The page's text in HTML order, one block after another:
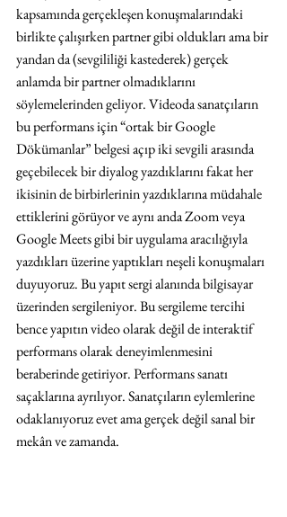
kapsamında gerçekleşen konuşmalarındaki
birlikte çalışırken partner gibi oldukları ama bir
yandan da (sevgililiği kastederek) gerçek
anlamda bir partner olmadıklarını
söylemelerinden geliyor. Videoda sanatçıların
bu performans için “ortak bir Google
Dökümanlar” belgesi açıp iki sevgili arasında
geçebilecek bir diyalog yazdıklarını fakat her
ikisinin de birbirlerinin yazdıklarına müdahale
ettiklerini görüyor ve aynı anda Zoom veya
Google Meets gibi bir uygulama aracılığıyla
yazdıkları üzerine yaptıkları neşeli konuşmaları
duyuyoruz. Bu yapıt sergi alanında bilgisayar
üzerinden sergileniyor. Bu sergileme tercihi
bence yapıtın video olarak değil de interaktif
performans olarak deneyimlenmesini
beraberinde getiriyor. Performans sanatı
saçaklarına ayrılıyor. Sanatçıların eylemlerine
odaklanıyoruz evet ama gerçek değil sanal bir
mekân ve zamanda.